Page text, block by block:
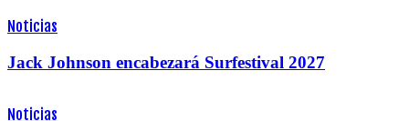
Noticias
Jack Johnson encabezará Surfestival 2027
Noticias